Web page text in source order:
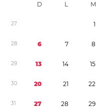
D L M
27 1
28 6 7 8
29 13 14 15
30 20 21 22
31 27 28 29